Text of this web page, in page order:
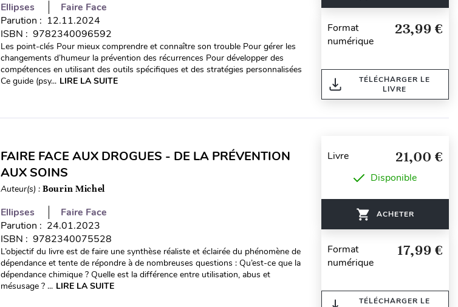
Ellipses
Faire Face
Parution : 12.11.2024
ISBN : 9782340096592
Les point-clés Pour mieux comprendre et connaître son trouble Pour gérer les
changements d’humeur la prévention des récurrences Pour développer des
compétences en utilisant des outils spécifiques et des stratégies personnalisées
Ce guide (psy... LIRE LA SUITE
Format
numérique
23,99 €
TÉLÉCHARGER LE
LIVRE
FAIRE FACE AUX DROGUES - DE LA PRÉVENTION
AUX SOINS
Auteur(s) : Bourin Michel
Ellipses
Faire Face
Parution : 24.01.2023
ISBN : 9782340075528
L’objectif du livre est de faire une synthèse réaliste et éclairée du phénomène de
dépendance et tente de répondre à de nombreuses questions : Qu’est-ce que la
dépendance chimique ? Quelle est la différence entre utilisation, abus et
mésusage ? ... LIRE LA SUITE
Livre 21,00 €
Disponible
ACHETER
Format
numérique
17,99 €
TÉLÉCHARGER LE